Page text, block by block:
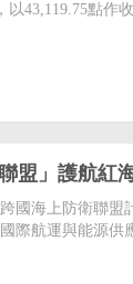
以43,119.75點作
盟」護航紅
國海上防衛聯
際航運與能源供